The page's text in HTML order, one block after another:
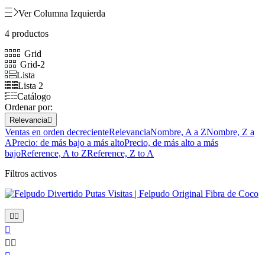
Ver Columna Izquierda
4 productos
Grid
Grid-2
Lista
Lista 2
Catálogo
Ordenar por:
Relevancia
Ventas en orden decrecienteRelevanciaNombre, A a ZNombre, Z a
APrecio: de más bajo a más altoPrecio, de más alto a más
bajoReference, A to ZReference, Z to A
Filtros activos


 